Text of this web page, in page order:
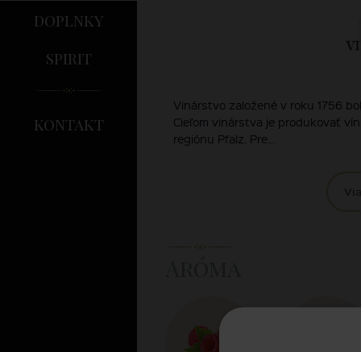
doplnky
spirit
kontakt
Vinárstvo založené v roku 1756
Cieľom vinárstva je produkovať
regiónu Pfalz. Pre...